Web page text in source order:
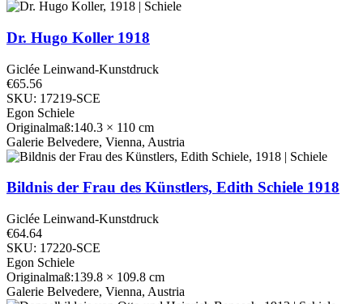
Dr. Hugo Koller 1918
Giclée Leinwand-Kunstdruck
€65.56
SKU: 17219-SCE
Egon Schiele
Originalmaß:140.3 × 110 cm
Galerie Belvedere, Vienna, Austria
Bildnis der Frau des Künstlers, Edith Schiele 1918
Giclée Leinwand-Kunstdruck
€64.64
SKU: 17220-SCE
Egon Schiele
Originalmaß:139.8 × 109.8 cm
Galerie Belvedere, Vienna, Austria